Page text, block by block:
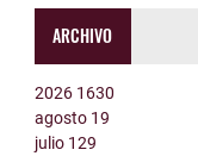
ARCHIVO
2026 1630
agosto 19
julio 129